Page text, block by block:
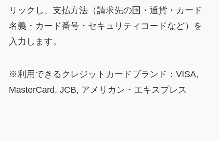
リックし、支払方法（請求先の国・通貨・カード
名義・カード番号・セキュリティコードなど）を
入力します。
※利用できるクレジットカードブランド：VISA,
MasterCard, JCB, アメリカン・エキスプレス